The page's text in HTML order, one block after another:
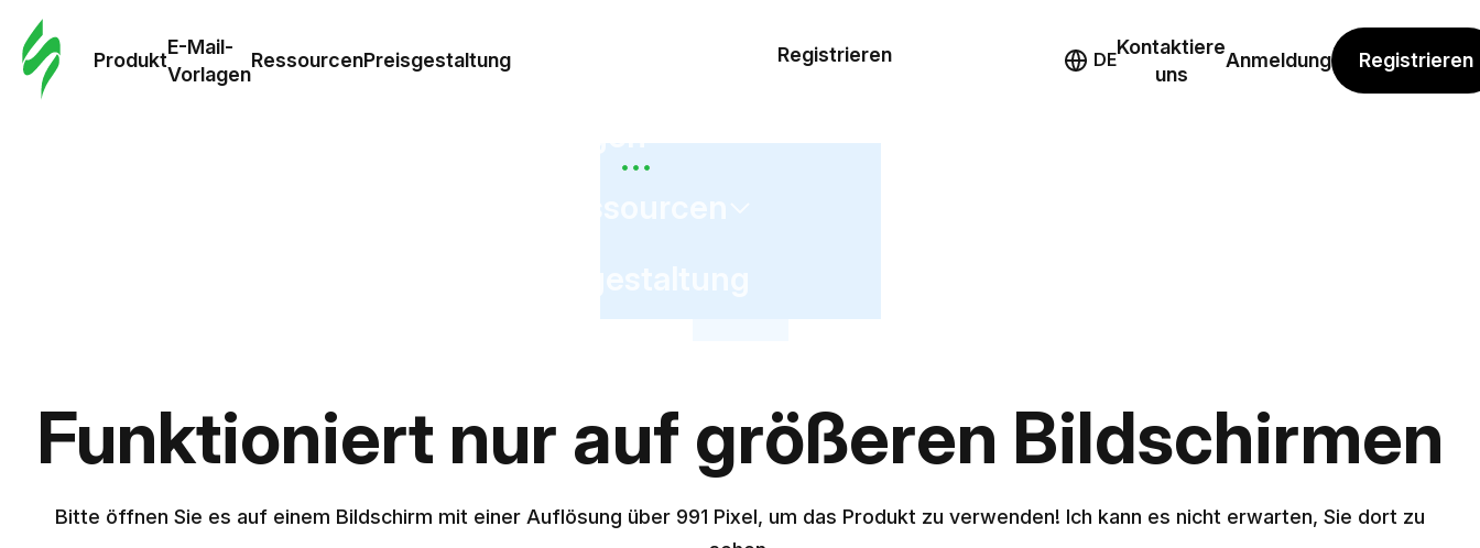
Produkt
E-Mail-
Vorlagen
RessourcenPreisgestaltung
Vorlagen
Registrieren DE
Kontaktiere
uns
Anmeldung Registrieren
Funktioniert nur auf größeren Bildschirmen
Bitte öffnen Sie es auf einem Bildschirm mit einer Auflösung über 991 Pixel, um das Produkt zu verwenden! Ich kann es nicht erwarten, Sie dort zu